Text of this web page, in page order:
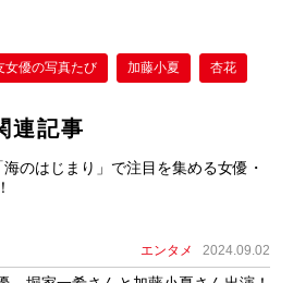
女優の写真たび 加藤小夏 杏花
連記事
海のはじまり」で注目を集める女優・
エンタメ 2024.09.02